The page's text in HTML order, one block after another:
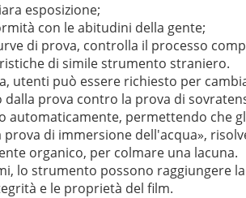
esposizione;
con le abitudini della gente;
di prova, controlla il processo
di simile strumento straniero.
utenti può essere richiesto per
prova contro la prova di
automaticamente, permettendo che
di immersione dell'acqua»,
organico, per colmare una lacuna.
lo strumento possono raggiungere
e le proprietà del film.